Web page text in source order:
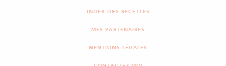
INDEX DES RECETTES
MES PARTENAIRES
MENTIONS LÉGALES